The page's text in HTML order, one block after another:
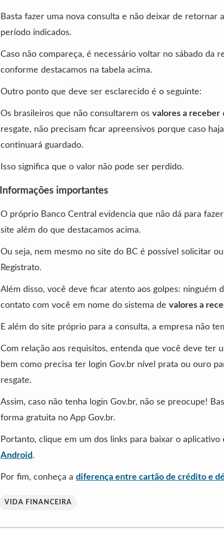
Basta fazer uma nova consulta e não deixar de retornar
período indicados.
Caso não compareça, é necessário voltar no sábado da
conforme destacamos na tabela acima.
Outro ponto que deve ser esclarecido é o seguinte:
Os brasileiros que não consultarem os valores a receber
resgate, não precisam ficar apreensivos porque caso
continuará guardado.
Isso significa que o valor não pode ser perdido.
Informações importantes
O próprio Banco Central evidencia que não dá para
site além do que destacamos acima.
Ou seja, nem mesmo no site do BC é possível solicitar
Registrato.
Além disso, você deve ficar atento aos golpes: ninguém
contato com você em nome do sistema de valores a
E além do site próprio para a consulta, a empresa não
Com relação aos requisitos, entenda que você deve ter
bem como precisa ter login Gov.br nível prata ou ouro
resgate.
Assim, caso não tenha login Gov.br, não se preocupe!
forma gratuita no App Gov.br.
Portanto, clique em um dos links para baixar o aplicativo
Android.
Por fim, conheça a diferença entre cartão de crédito e
VIDA FINANCEIRA